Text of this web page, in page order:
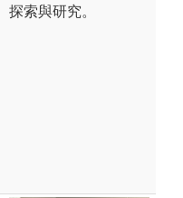
探索與研究。